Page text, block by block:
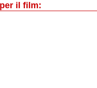
il film: